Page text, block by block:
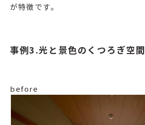
が特徴です。
事例3.光と景色のくつろぎ空間
before